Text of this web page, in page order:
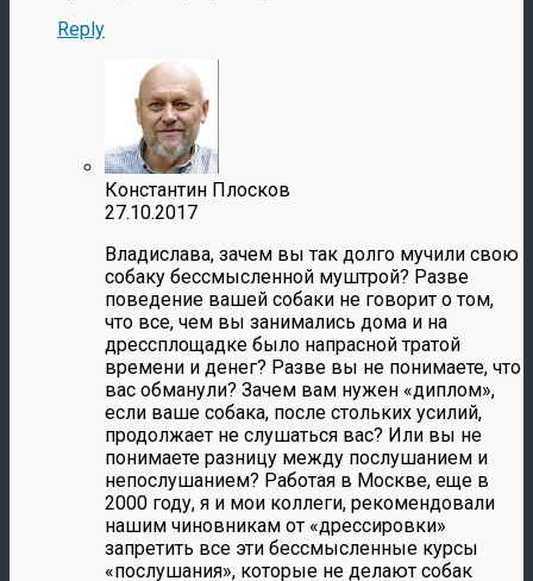
Reply
Константин Плосков
27.10.2017
Владислава, зачем вы так долго мучили свою
собаку бессмысленной муштрой? Разве
поведение вашей собаки не говорит о том,
что все, чем вы занимались дома и на
дрессплощадке было напрасной тратой
времени и денег? Разве вы не понимаете, что
вас обманули? Зачем вам нужен «диплом»,
если ваше собака, после стольких усилий,
продолжает не слушаться вас? Или вы не
понимаете разницу между послушанием и
непослушанием? Работая в Москве, еще в
2000 году, я и мои коллеги, рекомендовали
нашим чиновникам от «дрессировки»
запретить все эти бессмысленные курсы
«послушания», которые не делают собак